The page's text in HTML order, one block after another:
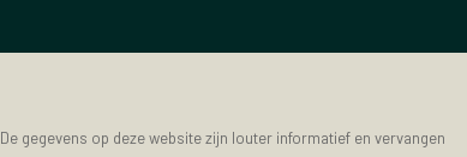
De gegevens op deze website zijn louter informatief en vervangen